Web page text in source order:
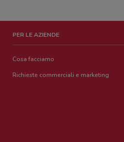
PER LE AZIENDE
Cosa facciamo
Richieste commerciali e marketing